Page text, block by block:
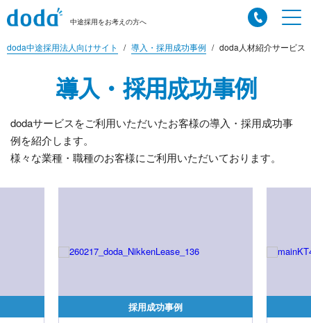
中途採用をお考えの方へ
doda中途採用法人向けサイト 導入・採用成功事例 doda人材紹介サービス
導入・採用成功事例
dodaサービスをご利用いただいたお客様の導入・採用成功事
例を紹介します。
様々な業種・職種のお客様にご利用いただいております。
採用成功事例